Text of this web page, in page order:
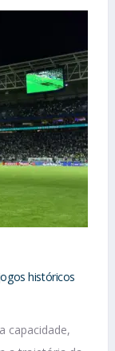
históricos
capacidade,